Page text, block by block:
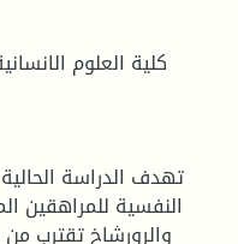
كلية العلوم
تهدف الدراسة
النفسية للمراهقين